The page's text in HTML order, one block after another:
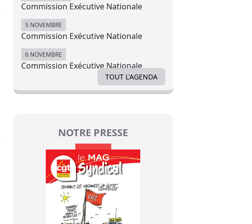
Commission Exécutive Nationale
5 NOVEMBRE
Commission Exécutive Nationale
6 NOVEMBRE
Commission Exécutive Nationale
TOUT L'AGENDA
NOTRE PRESSE